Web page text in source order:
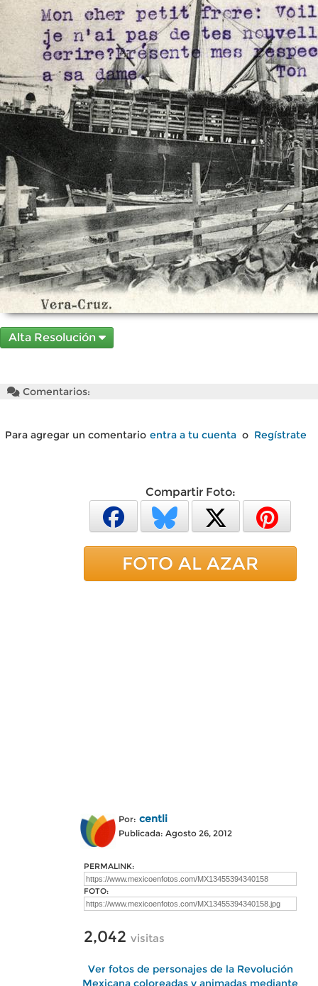
Alta Resolución
Comentarios:
Para agregar un comentario entra a tu cuenta o Regístrate
Compartir Foto:
FOTO AL AZAR
Por: centli
Publicada: Agosto 26, 2012
PERMALINK:
FOTO:
2,042 visitas
Ver fotos de personajes de la Revolución
Mexicana coloreadas y animadas mediante